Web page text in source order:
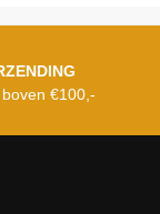
€100,-